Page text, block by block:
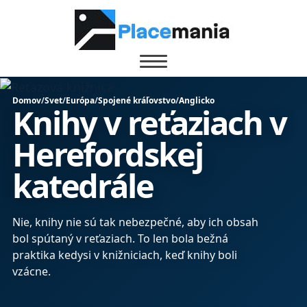
Domov/Svet/Európa/Spojené kráľovstvo/Anglicko
Knihy v reťaziach v
Herefordskej
katedrále
Nie, knihy nie sú tak nebezpečné, aby ich obsah
bol spútaný v reťaziach. To len bola bežná
praktika kedysi v knižniciach, keď knihy boli
vzácne.